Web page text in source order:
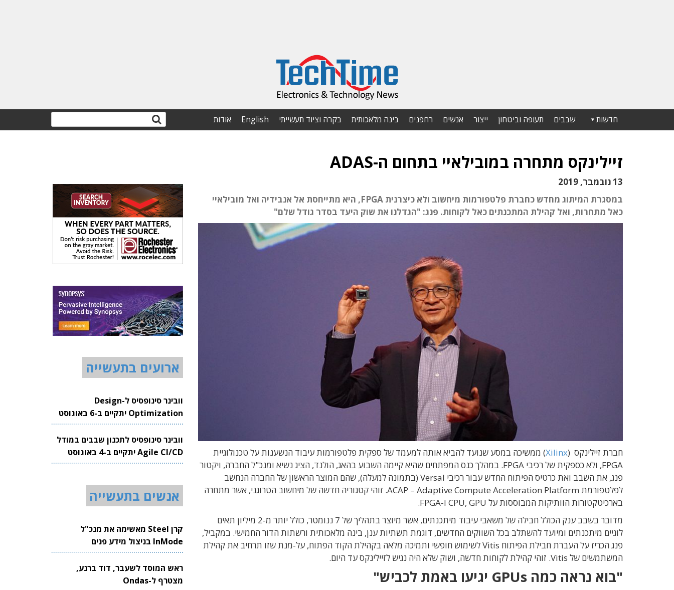
חדשות שבבים תעופה וביטחון ייצור אנשים רחפנים בינה מלאכותית בקרה וציוד תעשייתי English אודות
זיילינקס מתחרה במובילאיי בתחום ה-ADAS
13 נובמבר, 2019
במסגרת המיתוג מחדש כחברת פלטפורמות מיחשוב ולא כיצרנית FPGA, היא מתייחסת אל אנבידיה ואל מובילאיי
כאל מתחרות, ואל קהילת המתכנתים כאל לקוחות. פנג: "הגדלנו את שוק היעד בסדר גודל שלם"
חברת זיילינקס (Xilinx) ממשיכה במסע שנועד להביא אותה למעמד של ספקית פלטפורמות עיבוד הנשענות על טכנולוגיית
FPGA, ולא כספקית של רכיבי FPGA. במהלך כנס המפתחים שהיא קיימה השבוע בהאג, הולנד, הציג נשיא ומנכ"ל החברה, ויקטור
פנג, את השבב ואת כרטיס הפיתוח החדש עבור רכיבי Versal (בתמונה למעלה), שהם המוצר הראשון של החברה הנחשב
לפלטפורמת ACAP – Adaptive Compute Acceleration Platform. זוהי קטגוריה חדשה של מיחשוב הטרוגני, אשר מתחרה
בארכיטקטורות הוותיקות המבוססות על CPU, GPU ו-FPGA.
מדובר בשבב ענק הכולל חבילה של משאבי עיבוד מיתכנתים, אשר מיוצר בתהליך של 7 ננומטר, כולל יותר מ-2 מיליון תאים
לוגיים מיתכנתים ומיועד להשתלב בכל השווקים החדשים, דוגמת תשתיות ענן, בינה מלאכותית ורשתות הדור החמישי. במקביל,
פנג הכריז על העברת חבילת הפיתוח Vitis לשימוש חופשי ותמיכה מלאה בקהילת הקוד הפתוח, על-מנת שזו תרחיב את קהילת
המשתמשים של Vitis. זוהי קהילת לקוחות חדשה, ושוק שלא היה נגיש לזיילינקס עד היום.
"בוא נראה כמה GPUs יגיעו באמת לכביש"
ארועים בתעשייה
וובינר סינופסיס ל-Design
Optimization יתקיים ב-6 באוגוסט
2026
וובינר סינופסיס לתכנון שבבים במודל
Agile CI/CD יתקיים ב-4 באוגוסט
2026
אנשים בתעשייה
קרן Steel מאשימה את מנכ"ל
InMode בניצול מידע פנים
ראש המוסד לשעבר, דוד ברנע,
מצטרף ל-Ondas